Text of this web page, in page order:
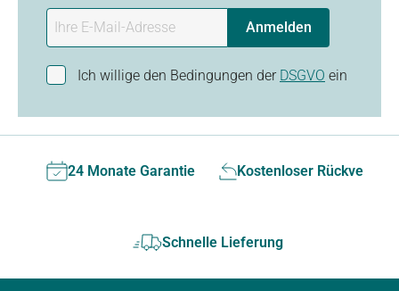
Anmelden
Ich willige den Bedingungen der DSGVO ein
24 Monate Garantie Kostenloser Rückversand
Schnelle Lieferung